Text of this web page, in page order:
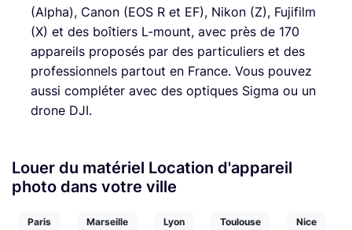
(Alpha), Canon (EOS R et EF), Nikon (Z), Fujifilm
(X) et des boîtiers L-mount, avec près de 170
appareils proposés par des particuliers et des
professionnels partout en France. Vous pouvez
aussi compléter avec des optiques Sigma ou un
drone DJI.
Louer du matériel Location d'appareil
photo dans votre ville
Paris Marseille Lyon Toulouse Nice